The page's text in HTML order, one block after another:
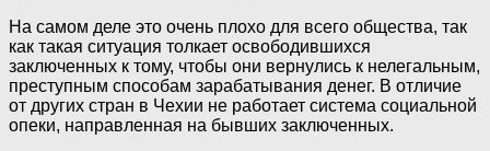
На самом деле это очень плохо для всего общества, так
как такая ситуация толкает освободившихся
заключенных к тому, чтобы они вернулись к нелегальным,
преступным способам зарабатывания денег. В отличие
от других стран в Чехии не работает система социальной
опеки, направленная на бывших заключенных.